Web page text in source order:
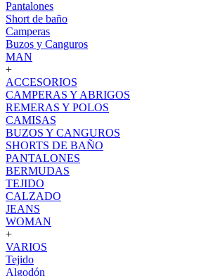
Pantalones
Short de baño
Camperas
Buzos y Canguros
MAN
+
ACCESORIOS
CAMPERAS Y ABRIGOS
REMERAS Y POLOS
CAMISAS
BUZOS Y CANGUROS
SHORTS DE BAÑO
PANTALONES
BERMUDAS
TEJIDO
CALZADO
JEANS
WOMAN
+
VARIOS
Tejido
Algodón